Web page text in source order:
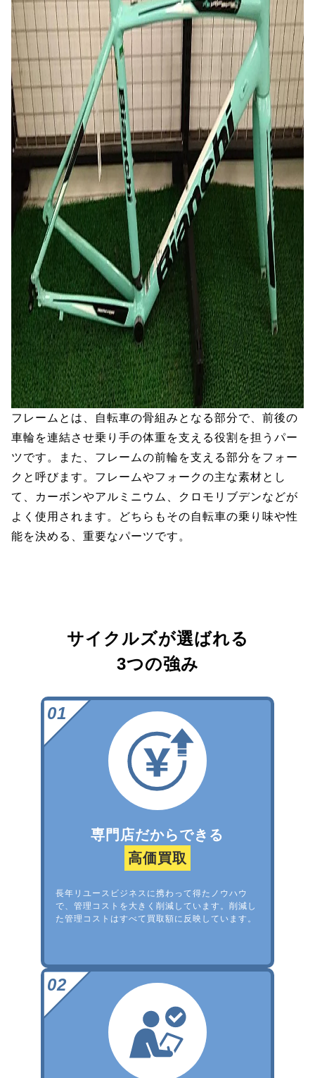
フレームとは、自転車の骨組みとなる部分で、前後の
車輪を連結させ乗り手の体重を支える役割を担うパー
ツです。また、フレームの前輪を支える部分をフォー
クと呼びます。フレームやフォークの主な素材とし
て、カーボンやアルミニウム、クロモリブデンなどが
よく使用されます。どちらもその自転車の乗り味や性
能を決める、重要なパーツです。
サイクルズが選ばれる
3つの強み
専門店だからできる
高価買取
長年リユースビジネスに携わって得たノウハウ
で、管理コストを大きく削減しています。削減し
た管理コストはすべて買取額に反映しています。